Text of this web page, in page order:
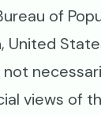
of
United
views of